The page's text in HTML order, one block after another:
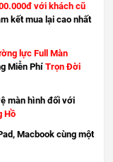
với khách cũ
kết mua lại cao nhất
lực Full Màn
Miễn Phí Trọn Đời
màn hình đối với
Hồ
Macbook cùng một